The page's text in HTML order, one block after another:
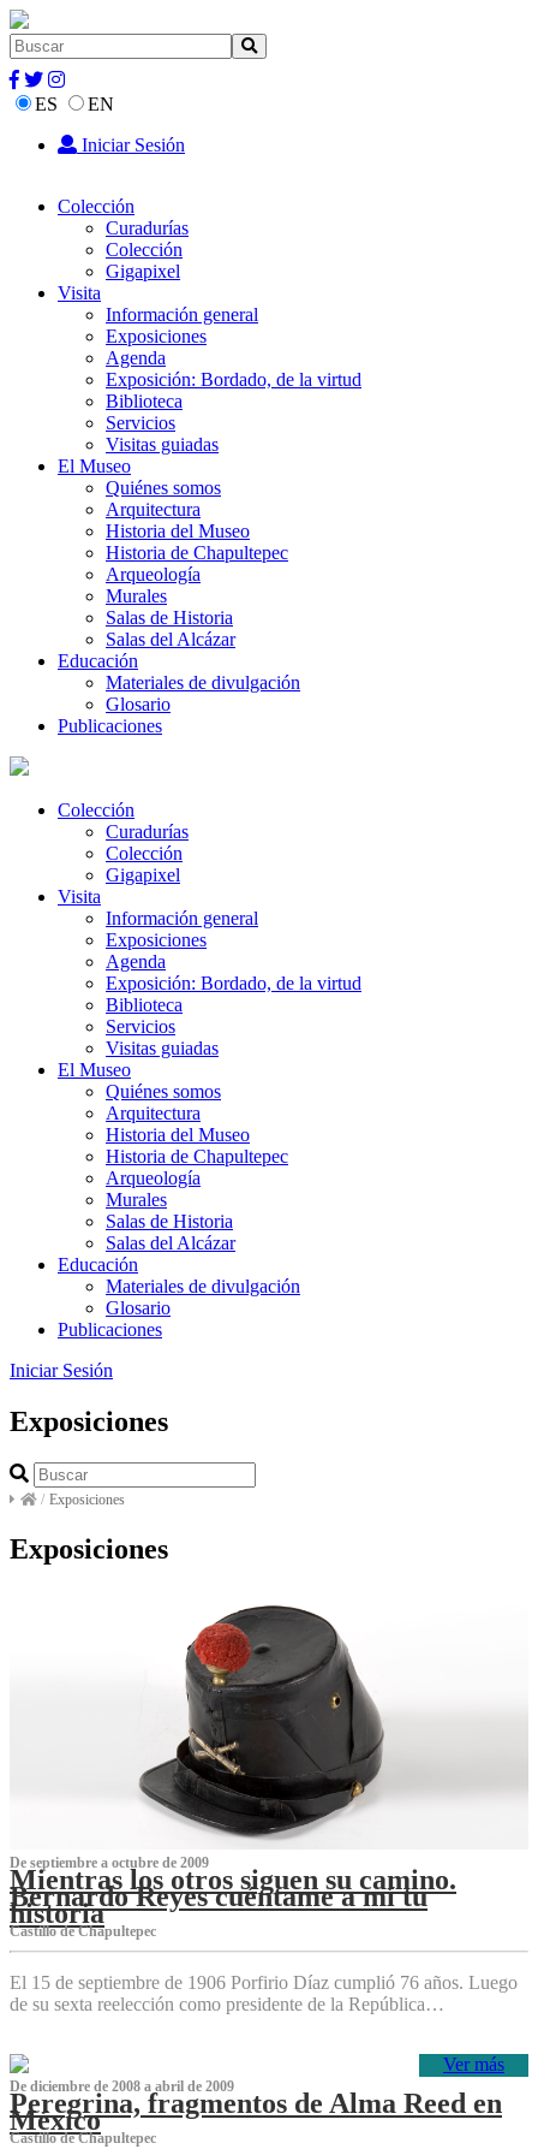
ES
EN
Iniciar Sesión
Colección
Curadurías
Colección
Gigapixel
Visita
Información general
Exposiciones
Agenda
Exposición: Bordado, de la virtud
Biblioteca
Servicios
Visitas guiadas
El Museo
Quiénes somos
Arquitectura
Historia del Museo
Historia de Chapultepec
Arqueología
Murales
Salas de Historia
Salas del Alcázar
Educación
Materiales de divulgación
Glosario
Publicaciones
Colección
Curadurías
Colección
Gigapixel
Visita
Información general
Exposiciones
Agenda
Exposición: Bordado, de la virtud
Biblioteca
Servicios
Visitas guiadas
El Museo
Quiénes somos
Arquitectura
Historia del Museo
Historia de Chapultepec
Arqueología
Murales
Salas de Historia
Salas del Alcázar
Educación
Materiales de divulgación
Glosario
Publicaciones
Iniciar Sesión
Exposiciones
/ Exposiciones
Exposiciones
De septiembre a octubre de 2009
Mientras los otros siguen su camino.
Bernardo Reyes cuéntame a mí tu
historia
Castillo de Chapultepec
El 15 de septiembre de 1906 Porfirio Díaz cumplió 76 años. Luego
de su sexta reelección como presidente de la República…
Ver más
De diciembre de 2008 a abril de 2009
Peregrina, fragmentos de Alma Reed en
México
Castillo de Chapultepec